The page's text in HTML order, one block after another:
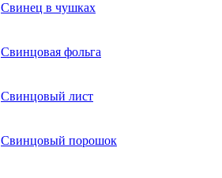
Свинец в чушках
Свинцовая фольга
Свинцовый лист
Свинцовый порошок